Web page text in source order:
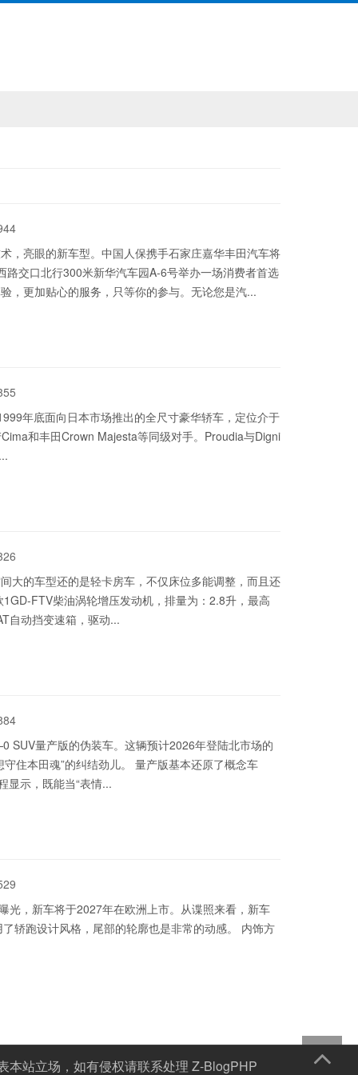
，亮眼的新车型。中国人保携手石家庄嘉华丰田汽车将
交口北行300米新华汽车园A-6号举办一场消费者首选
，更加贴心的服务，只等你的参与。无论您是汽...
年底面向日本市场推出的全尺寸豪华轿车，定位介于
和丰田Crown Majesta等同级对手。Proudia与Digni
大的车型还的是轻卡房车，不仅床位多能调整，而且还
FTV柴油涡轮增压发动机，排量为：2.8升，最高
自动挡变速箱，驱动...
量产版的伪装车。这辆预计2026年登陆北市场的
住本田魂”的纠结劲儿。 量产版基本还原了概念车
显示，既能当“表情...
光，新车将于2027年在欧洲上市。从谍照来看，新车
轿跑设计风格，尾部的轮廓也是非常的动感。 内饰方
本站立场，如有侵权请联系处理 Z-BlogPHP